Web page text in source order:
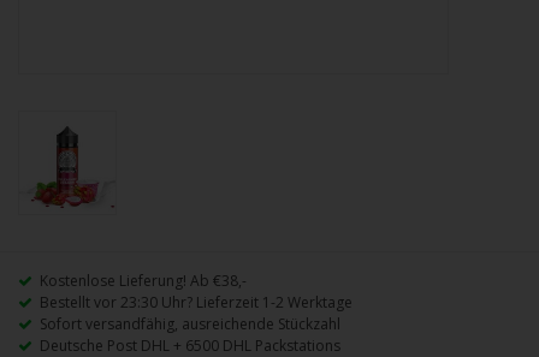
Kostenlose Lieferung! Ab €38,-
Bestellt vor 23:30 Uhr? Lieferzeit 1-2 Werktage
Sofort versandfähig, ausreichende Stückzahl
Deutsche Post DHL + 6500 DHL Packstations